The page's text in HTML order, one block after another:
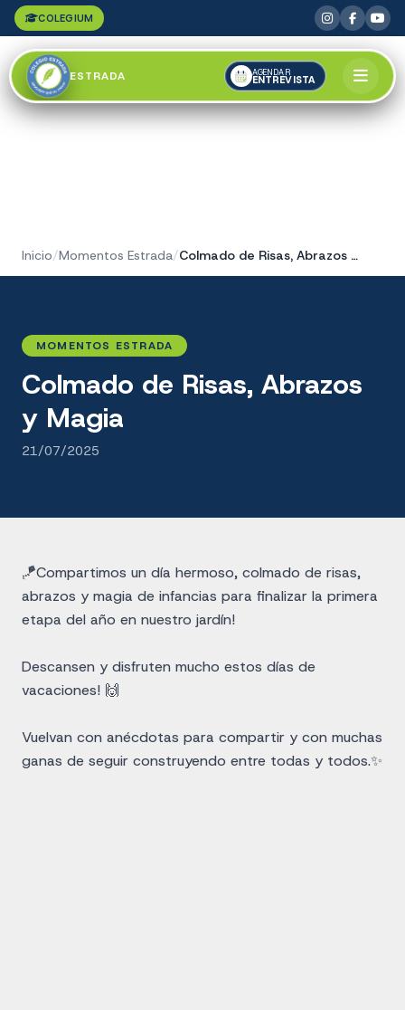
COLEGIUM
ESTRADA AGENDAR
ENTREVISTA
Inicio/Momentos Estrada/ Colmado de Risas, Abrazos y Magia
MOMENTOS ESTRADA
Colmado de Risas, Abrazos
y Magia
21/07/2025
🪁Compartimos un día hermoso, colmado de risas,
abrazos y magia de infancias para finalizar la primera
etapa del año en nuestro jardín!
Descansen y disfruten mucho estos días de
vacaciones! 🙌
Vuelvan con anécdotas para compartir y con muchas
ganas de seguir construyendo entre todas y todos.✨️